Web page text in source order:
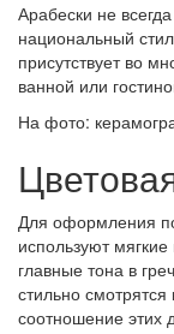
Арабески не
национальный
присутствует во
ванной или
На фото:
Для оформления
используют
главные тона в
стильно
соотношение этих